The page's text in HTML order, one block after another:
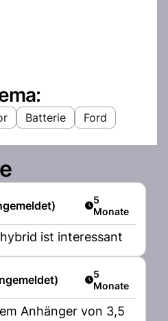
Batterie Ford
Artikel
5
Monate
nur 3l Diesel ohne hybrid ist interessant
Artikel
5
Monate
Anhänger von 3,5